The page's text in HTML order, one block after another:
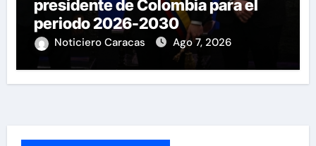
presidente de Colombia para el
periodo 2026-2030
Noticiero Caracas Ago 7, 2026